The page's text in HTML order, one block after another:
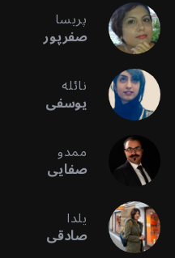
پریسا
صفرپور
نائله
یوسفی
ممدو
صفایی
یلدا
صادقی